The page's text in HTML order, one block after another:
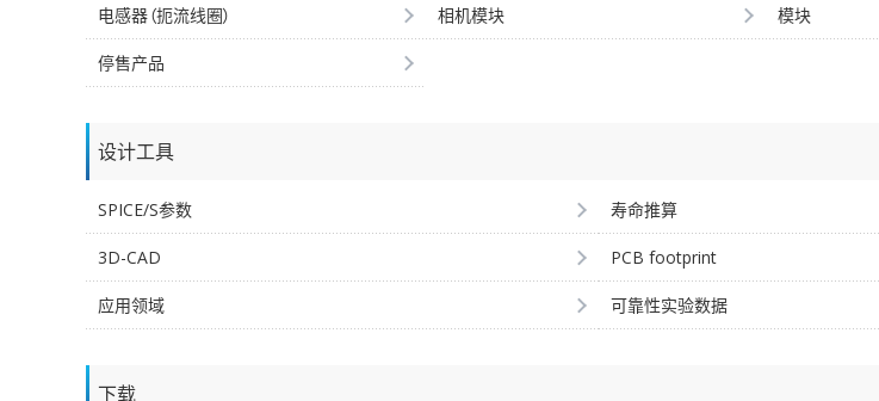
电感器（扼流线圈） 相机模块 模块
停售产品
设计工具
SPICE/S参数 寿命推算
3D-CAD PCB footprint
应用领域 可靠性实验数据
下载